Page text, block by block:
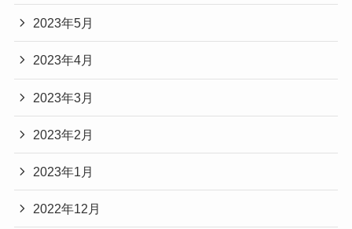
2023年5月
2023年4月
2023年3月
2023年2月
2023年1月
2022年12月